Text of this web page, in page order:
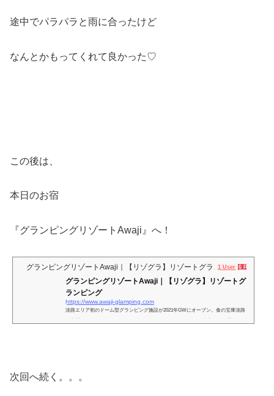
途中でパラパラと雨に合ったけど
なんとかもってくれて良かった♡
この後は、
本日のお宿
『グランピングリゾートAwaji』へ！
グランピングリゾートAwaji｜【リゾグラ】リゾートグランピング | グラン
1 User 6 Pockets
グランピングリゾートAwaji｜【リゾグラ】リゾートグ
ランピング
https://www.awaji-glamping.com
淡路エリア初のドーム型グランピング施設が2021年GWにオープン。食の宝庫淡路
次回へ続く。。。